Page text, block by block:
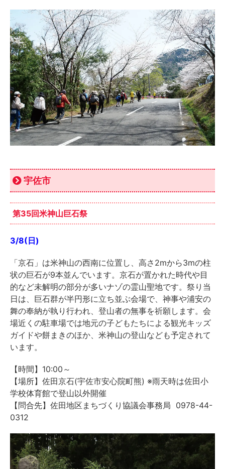
宇佐市
第35回米神山巨石祭
3/8(日)
「京石」は米神山の西南に位置し、高さ2mから3mの柱
状の巨石が9本並んでいます。京石が置かれた時代や目
的など未解明の部分が多いナゾの霊山聖地です。祭り当
日は、巨石群が半円形に立ち並ぶ会場で、神事や浦安の
舞の奉納が執り行われ、登山者の無事を祈願します。会
場近くの駐車場では地元の子どもたちによる観光キッズ
ガイドや餅まきのほか、米神山の登山なども予定されて
います。
【時間】10:00～
【場所】佐田京石(宇佐市安心院町熊) ※雨天時は佐田小
学校体育館で登山以外開催
【問合先】佐田地区まちづくり協議会事務局 0978-44-
0312